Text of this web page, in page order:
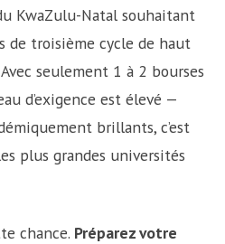
KwaZulu-Natal souhaitant
de troisième cycle de haut
seulement 1 à 2 bourses
d’exigence est élevé —
brillants, c’est
plus grandes universités
chance. Préparez votre